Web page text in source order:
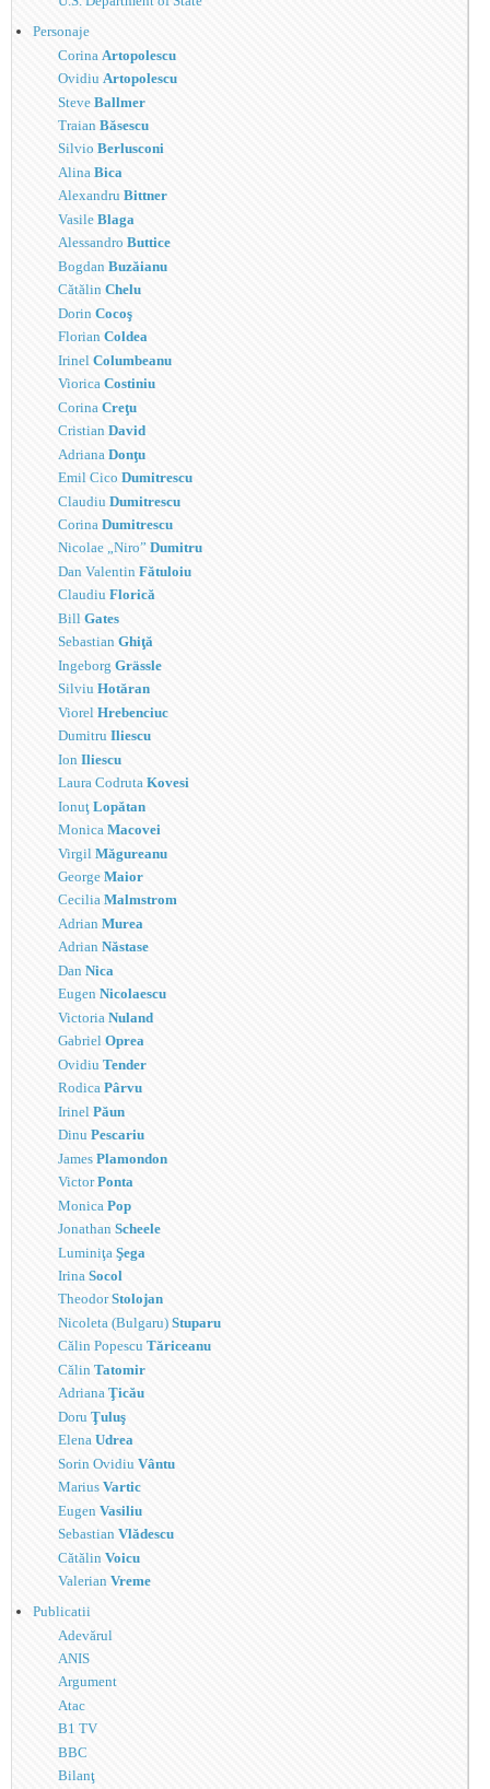
Personaje
Corina Artopolescu
OvidiuArtopolescu
SteveBallmer
TraianBăsescu
SilvioBerlusconi
AlinaBica
AlexandruBittner
VasileBlaga
AlessandroButtice
BogdanBuzăianu
CătălinChelu
DorinCocoş
FlorianColdea
IrinelColumbeanu
VioricaCostiniu
CorinaCreţu
CristianDavid
AdrianaDonţu
Emil CicoDumitrescu
ClaudiuDumitrescu
CorinaDumitrescu
Nicolae „Niro”Dumitru
Dan ValentinFătuloiu
ClaudiuFlorică
BillGates
SebastianGhiţă
IngeborgGrässle
SilviuHotăran
ViorelHrebenciuc
DumitruIliescu
IonIliescu
Laura CodrutaKovesi
IonuţLopătan
MonicaMacovei
VirgilMăgureanu
GeorgeMaior
CeciliaMalmstrom
AdrianMurea
AdrianNăstase
DanNica
EugenNicolaescu
VictoriaNuland
GabrielOprea
OvidiuTender
RodicaPârvu
IrinelPăun
DinuPescariu
JamesPlamondon
VictorPonta
MonicaPop
JonathanScheele
LuminiţaŞega
IrinaSocol
TheodorStolojan
Nicoleta (Bulgaru)Stuparu
Călin PopescuTăriceanu
CălinTatomir
AdrianaŢicău
DoruŢuluş
ElenaUdrea
Sorin OvidiuVântu
MariusVartic
EugenVasiliu
SebastianVlădescu
CătălinVoicu
ValerianVreme
Publicatii
Adevărul
ANIS
Argument
Atac
B1 TV
BBC
Bilanţ